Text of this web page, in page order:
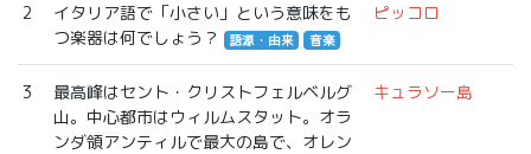
2
イタリア語で「小さい」という意味をも
つ楽器は何でしょう？
語源・由来 音楽
ピッコロ
3
最高峰はセント・クリストフェルベルグ
山。中心都市はウィルムスタット。オラ
ンダ領アンティルで最大の島で、オレン
キュラソー島